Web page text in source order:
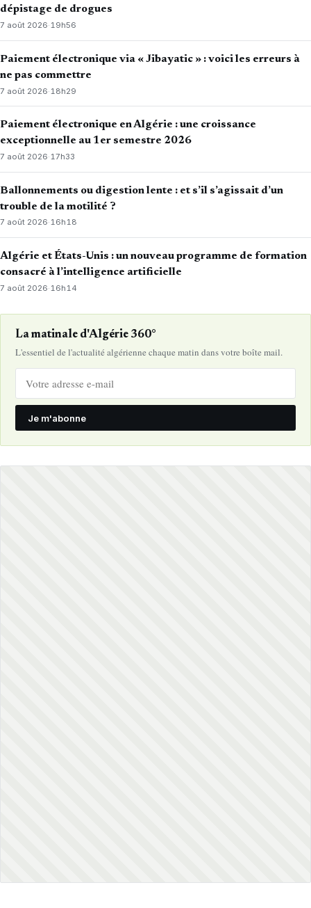
dépistage de drogues
7 août 2026·19h56
Paiement électronique via « Jibayatic » : voici les erreurs à
ne pas commettre
7 août 2026· 18h29
Paiement électronique en Algérie : une croissance
exceptionnelle au 1er semestre 2026
7 août 2026·17h33
Ballonnements ou digestion lente : et s’il s’agissait d’un
trouble de la motilité ?
7 août 2026·16h18
Algérie et États-Unis : un nouveau programme de formation
consacré à l’intelligence artificielle
7 août 2026· 16h14
La matinale d'Algérie 360°
L'essentiel de l'actualité algérienne chaque matin dans votre boîte mail.
Je m'abonne